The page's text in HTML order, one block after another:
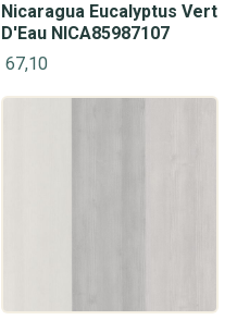
Nicaragua Eucalyptus Vert
D'Eau NICA85987107
67,10